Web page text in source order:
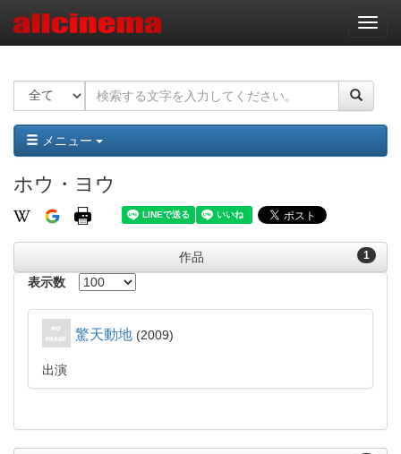
ナ
ビ
ー
ョ
ン
メニュー
ホウ・ヨウ
1
作品
表示数
驚天動地 2009
出演